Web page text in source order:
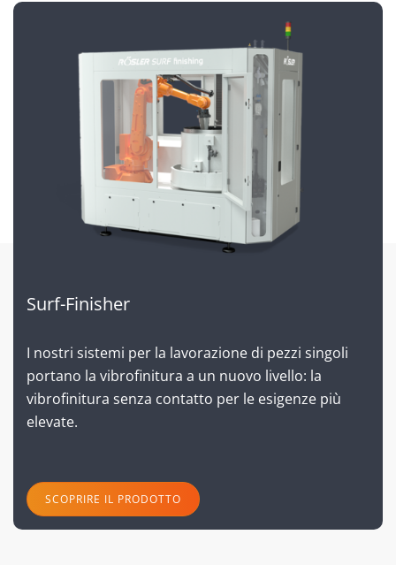
Surf-Finisher
I nostri sistemi per la lavorazione di pezzi singoli
portano la vibrofinitura a un nuovo livello: la
vibrofinitura senza contatto per le esigenze più
elevate.
SCOPRIRE IL PRODOTTO